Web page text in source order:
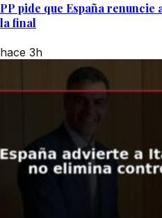
PP pide que España
la final
hace 3h